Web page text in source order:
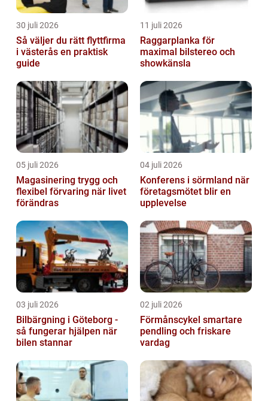
30 juli 2026
Så väljer du rätt flyttfirma
i västerås en praktisk
guide
11 juli 2026
Raggarplanka för
maximal bilstereo och
showkänsla
05 juli 2026
Magasinering trygg och
flexibel förvaring när livet
förändras
04 juli 2026
Konferens i sörmland när
företagsmötet blir en
upplevelse
03 juli 2026
Bilbärgning i Göteborg -
så fungerar hjälpen när
bilen stannar
02 juli 2026
Förmånscykel smartare
pendling och friskare
vardag